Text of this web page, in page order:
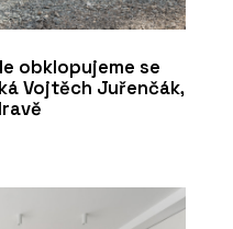
obklopujeme se
Vojtěch Juřenčák,